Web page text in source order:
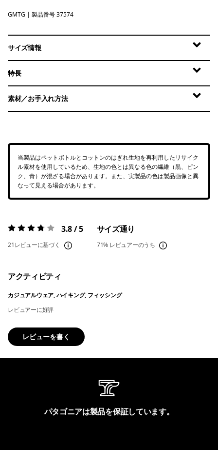
Gumtree Green
GMTG | 製品番号 37574
サイズ情報
特長
素材／お手入れ方法
当製品はペットボトルとコットンのはぎれ生地を再利用したリサイク
ル素材を使用しているため、生地の色とは異なる色の繊維（黒、ピン
ク、青）が混ざる場合があります。また、実製品の色は製品画像と異
なって見える場合があります。
評価:3.8 / 5 3.8 / 5
21レビューに基づく
サイズ通り
71% レビュアーのうち
アクティビティ
カジュアルウェア, ハイキング, フィッシング
レビュアーに好評
レビューを書く
パタゴニアは製品を保証しています。